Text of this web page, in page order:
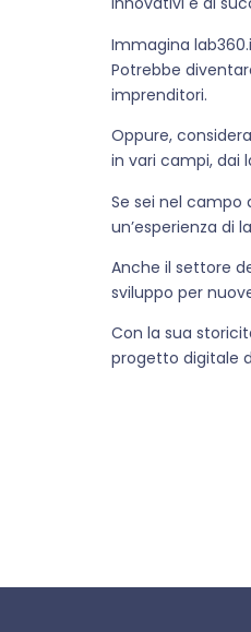
Immagina
Potrebbe
imprenditori.
Oppure,
in vari campi, dai
Se sei nel
un’esperienza di
Anche il settore
sviluppo per
Con la sua
progetto digitale